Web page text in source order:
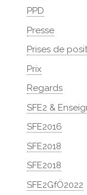
PPD
Presse
Prises de
Prix
Regards
SFE2 &
SFE2016
SFE2018
SFE2018
SFE2GfÖ2022